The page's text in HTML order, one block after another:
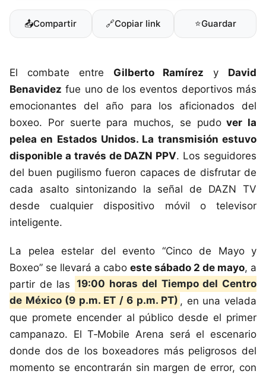
📤Compartir 🔗Copiar link ⭐Guardar
El combate entre Gilberto Ramírez y David
Benavidez fue uno de los eventos deportivos más
emocionantes del año para los aficionados del
boxeo. Por suerte para muchos, se pudover la
pelea en Estados Unidos. La transmisión estuvo
disponible a través de DAZN PPV. Los seguidores
del buen pugilismo fueron capaces de disfrutar de
cada asalto sintonizando la señal de DAZN TV
desde cualquier dispositivo móvil o televisor
inteligente.
La pelea estelar del evento “Cinco de Mayo y
Boxeo” se llevará a cabo este sábado 2 de mayo, a
partir de las
19:00 horas del Tiempo del Centro
de México (9 p.m. ET / 6 p.m. PT) , en una velada
que promete encender al público desde el primer
campanazo. El T‑Mobile Arena será el escenario
donde dos de los boxeadores más peligrosos del
momento se encontrarán sin margen de error, con